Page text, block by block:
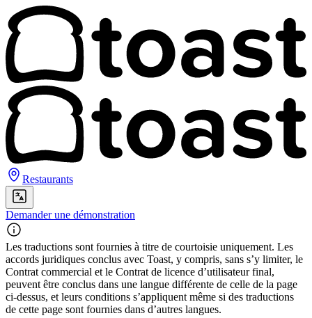
Restaurants
Demander une démonstration
Les traductions sont fournies à titre de courtoisie uniquement. Les
accords juridiques conclus avec Toast, y compris, sans s’y limiter, le
Contrat commercial et le Contrat de licence d’utilisateur final,
peuvent être conclus dans une langue différente de celle de la page
ci-dessus, et leurs conditions s’appliquent même si des traductions
de cette page sont fournies dans d’autres langues.